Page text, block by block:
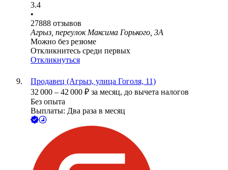
3.4
•
27888 отзывов
Агрыз, переулок Максима Горького, 3А
Можно без резюме
Откликнитесь среди первых
Откликнуться
Продавец (Агрыз, улица Гоголя, 11)
32 000 – 42 000 ₽ за месяц, до вычета налогов
Без опыта
Выплаты: Два раза в месяц